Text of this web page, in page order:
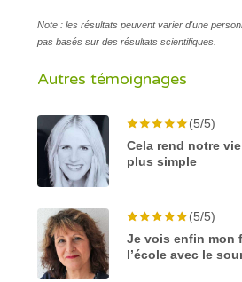
Note : les résultats peuvent varier d'une
pas basés sur des résultats scientifiques.
Autres témoignages
(5/5)
Cela rend notre
plus simple
(5/5)
Je vois enfin mon
l’école avec le